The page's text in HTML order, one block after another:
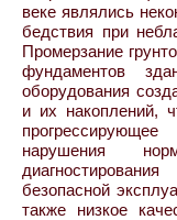
веке являлись
бедствия при
Промерзание
фундаментов
оборудования
и их накоплений,
нарушения
безопасной
также низкое